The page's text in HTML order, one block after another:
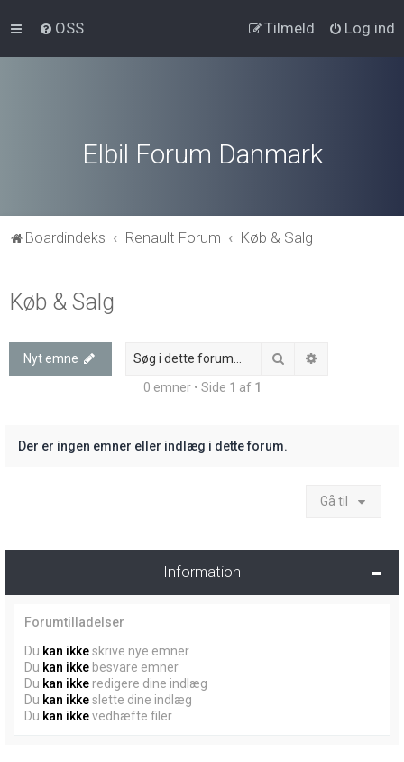
OSS Log ind
Tilmeld
Elbil Forum Danmark
Boardindeks Renault Forum Køb & Salg
Køb & Salg
Nyt emne Søg
0 emner • Side 1 af 1
Der er ingen emner eller indlæg i dette forum.
Gå til
Information
Forumtilladelser
Du kan ikkeskrive nye emner
Du kan ikke besvare emner
Du kan ikke redigere dine indlæg
Du kan ikkeslette dine indlæg
Du kan ikkevedhæfte filer